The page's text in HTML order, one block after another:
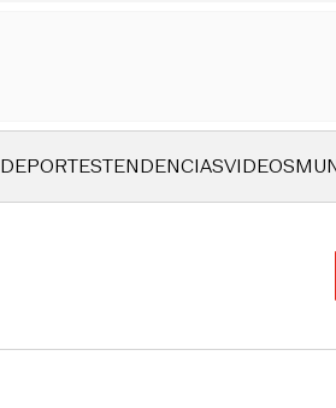
DEPORTESTENDENCIASVIDEOS